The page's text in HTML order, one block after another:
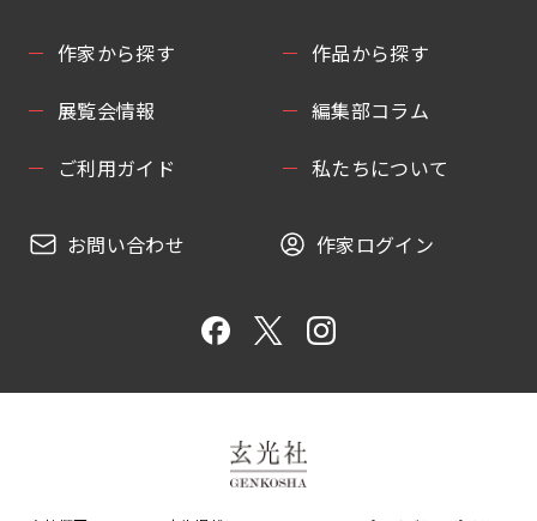
作家から探す
作品から探す
展覧会情報
編集部コラム
ご利用ガイド
私たちについて
お問い合わせ 作家ログイン